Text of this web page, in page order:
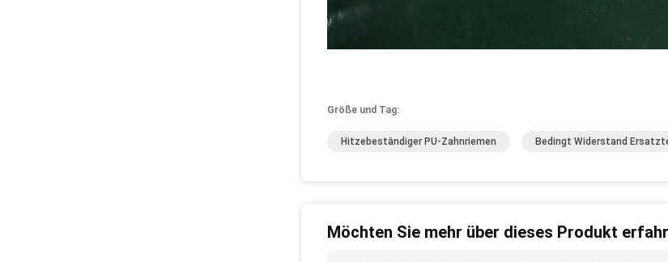
Größe und Tag:
Hitzebeständiger PU-Zahnriemen Bedingt Widerstand
Möchten Sie mehr über dieses Produkt